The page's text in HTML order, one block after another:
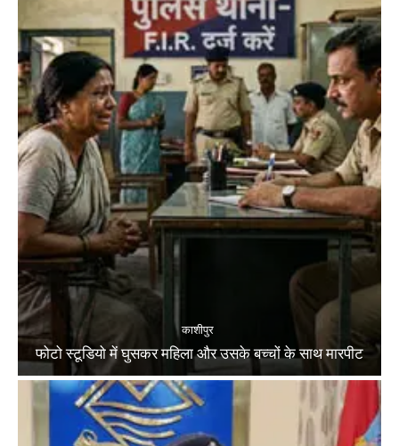
काशीपुर
फोटो स्टूडियो में घुसकर महिला और उसके बच्चों के साथ मारपीट